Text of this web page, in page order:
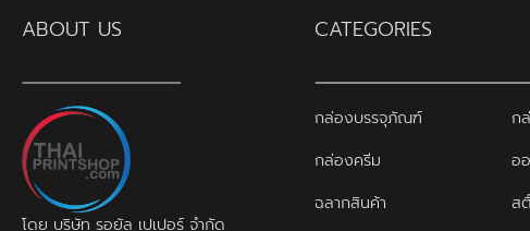
ABOUT US
โดย บริษัท รอยัล เปเปอร์ จำกัด
CATEGORIES
กล่องบรรจุภัณฑ์
ก
กล่องครีม
อ
ฉลากสินค้า
ส